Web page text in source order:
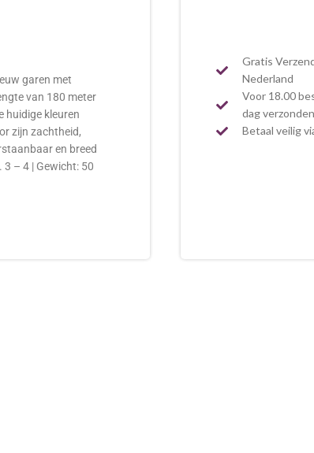
garen met
van 180 meter
huidige kleuren
zijn zachtheid,
en breed
– 4 | Gewicht: 50
Gratis
Nederland
Voor 18.00
dag verzonden
Betaal veilig